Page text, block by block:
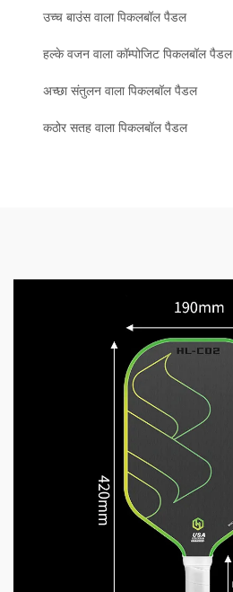
उच्च बाउंस वाला पिकलबॉल पैडल
हल्के वजन वाला कॉम्पोजिट पिकलबॉल पैडल
अच्छा संतुलन वाला पिकलबॉल पैडल
कठोर सतह वाला पिकलबॉल पैडल